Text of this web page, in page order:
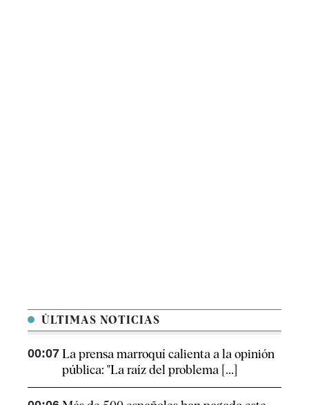
ÚLTIMAS NOTICIAS
00:07 La prensa marroquí calienta a la opinión
pública: "La raíz del problema [...]